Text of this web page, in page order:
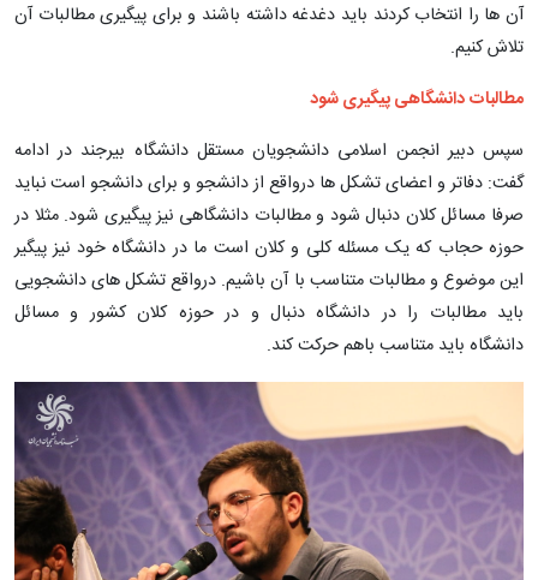
آن ها را انتخاب کردند باید دغدغه داشته باشند و برای پیگیری مطالبات آن
تلاش کنیم.
مطالبات دانشگاهی پیگیری شود
سپس دبیر انجمن اسلامی دانشجویان مستقل دانشگاه بیرجند در ادامه
گفت: دفاتر و اعضای تشکل ها درواقع از دانشجو و برای دانشجو است نباید
صرفا مسائل کلان دنبال شود و مطالبات دانشگاهی نیز پیگیری شود. مثلا در
حوزه حجاب که یک مسئله کلی و کلان است ما در دانشگاه خود نیز پیگیر
این موضوع و مطالبات متناسب با آن باشیم. درواقع تشکل های دانشجویی
باید مطالبات را در دانشگاه دنبال و در حوزه کلان کشور و مسائل
دانشگاه باید متناسب باهم حرکت کند.